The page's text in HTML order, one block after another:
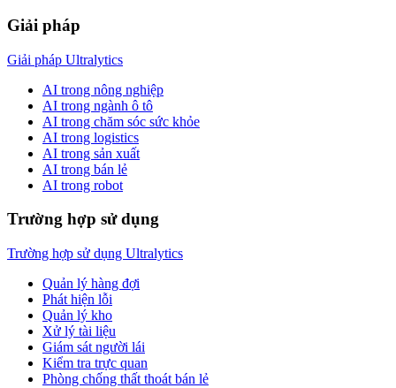
Giải pháp
Giải pháp Ultralytics
AI trong nông nghiệp
AI trong ngành ô tô
AI trong chăm sóc sức khỏe
AI trong logistics
AI trong sản xuất
AI trong bán lẻ
AI trong robot
Trường hợp sử dụng
Trường hợp sử dụng Ultralytics
Quản lý hàng đợi
Phát hiện lỗi
Quản lý kho
Xử lý tài liệu
Giám sát người lái
Kiểm tra trực quan
Phòng chống thất thoát bán lẻ